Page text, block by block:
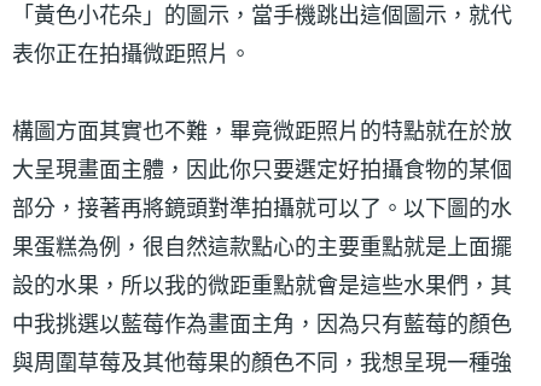
「黃色小花朵」的圖示，當手機跳出這個圖示，就代
表你正在拍攝微距照片。
構圖方面其實也不難，畢竟微距照片的特點就在於放
大呈現畫面主體，因此你只要選定好拍攝食物的某個
部分，接著再將鏡頭對準拍攝就可以了。以下圖的水
果蛋糕為例，很自然這款點心的主要重點就是上面擺
設的水果，所以我的微距重點就會是這些水果們，其
中我挑選以藍莓作為畫面主角，因為只有藍莓的顏色
與周圍草莓及其他莓果的顏色不同，我想呈現一種強